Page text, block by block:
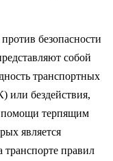
безопасности
собой
транспортных
или бездействия,
помощи терпящим
является
правил